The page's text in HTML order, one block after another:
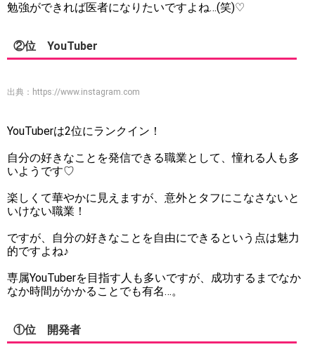
勉強ができれば医者になりたいですよね…(笑)♡
②位 YouTuber
出典： https://www.instagram.com
YouTuberは2位にランクイン！
自分の好きなことを発信できる職業として、憧れる人も多
いようです♡
楽しくて華やかに見えますが、意外とタフにこなさないと
いけない職業！
ですが、自分の好きなことを自由にできるという点は魅力
的ですよね♪
専属YouTuberを目指す人も多いですが、成功するまでなか
なか時間がかかることでも有名…。
①位 開発者